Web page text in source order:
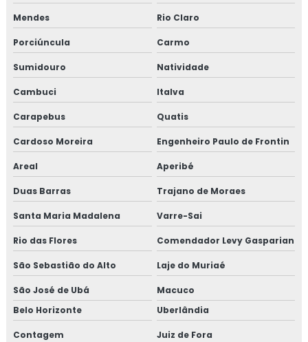
Isolamento térmico alumínio
Isolamento térmico alumínio corrugado
Isolamento térmico com lã de vidro
Isolamento térmico container preço
Isolamento térmico de descargas
Isolamento térmico de dutos
Isolamento térmico de dutos preço
Isolamento térmico de dutos valor
Isolamento térmico de turbinas
Isolamento térmico em fibra cerâmica
Isolamento térmico frio
Mendes Rio Claro
Porciúncula Carmo
Sumidouro Natividade
Cambuci Italva
Carapebus Quatis
Cardoso Moreira Engenheiro Paulo de Frontin
Areal Aperibé
Duas Barras Trajano de Moraes
Santa Maria Madalena Varre-Sai
Rio das Flores Comendador Levy Gasparian
São Sebastião do Alto Laje do Muriaé
São José de Ubá
Macuco
Belo Horizonte
Uberlândia
Contagem Juiz de Fora